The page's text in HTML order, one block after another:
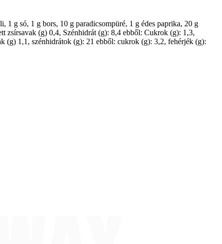
g só, 1 g bors, 10 g paradicsompüré, 1 g édes paprika, 20 g
zsírsavak (g) 0,4, Szénhidrát (g): 8,4 ebből: Cukrok (g): 1,3,
(g) 1,1, szénhidrátok (g): 21 ebből: cukrok (g): 3,2, fehérjék (g):